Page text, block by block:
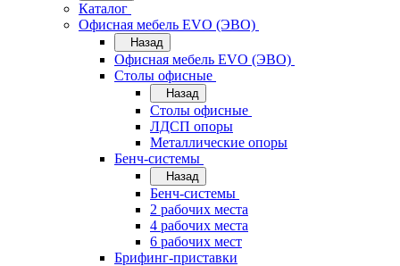
Каталог
Офисная мебель EVO (ЭВО)
Назад
Офисная мебель EVO (ЭВО)
Cтолы офисные
Назад
Cтолы офисные
ЛДСП опоры
Металлические опоры
Бенч-системы
Назад
Бенч-системы
2 рабочих места
4 рабочих места
6 рабочих мест
Брифинг-приставки